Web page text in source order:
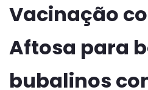
Vacinação
Aftosa para
bubalinos